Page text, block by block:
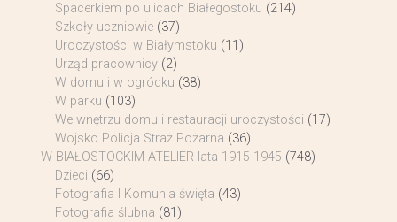
Spacerkiem po ulicach Białegostoku (214)
Szkoły uczniowie (37)
Uroczystości w Białymstoku (11)
Urząd pracownicy (2)
W domu i w ogródku (38)
W parku (103)
We wnętrzu domu i restauracji uroczystości (17)
Wojsko Policja Straż Pożarna (36)
W BIAŁOSTOCKIM ATELIER lata 1915-1945 (748)
Dzieci (66)
Fotografia I Komunia święta (43)
Fotografia ślubna (81)